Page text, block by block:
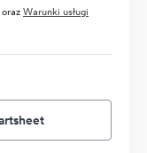
Warunki usługi